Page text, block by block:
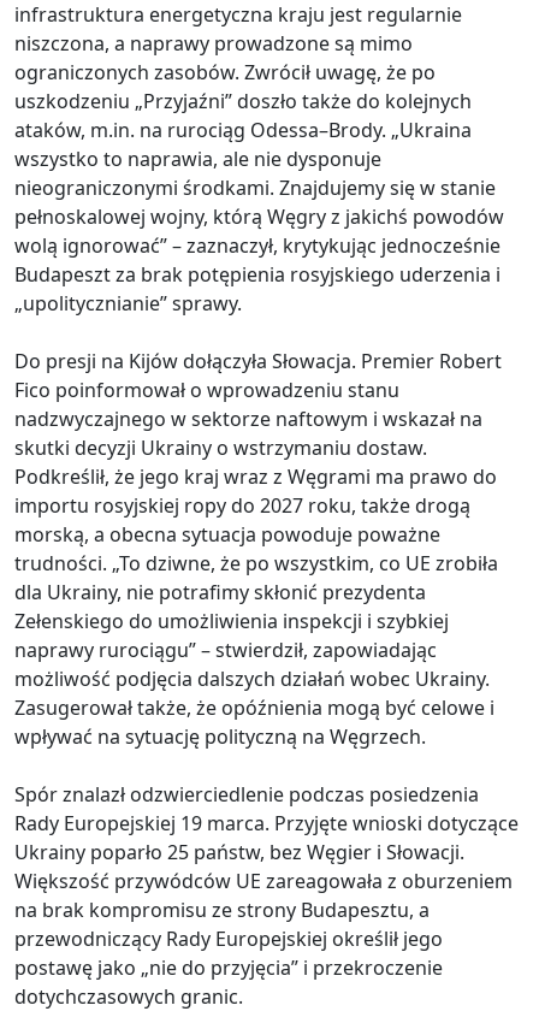
infrastruktura energetyczna kraju jest regularnie
niszczona, a naprawy prowadzone są mimo
ograniczonych zasobów. Zwrócił uwagę, że po
uszkodzeniu „Przyjaźni” doszło także do kolejnych
ataków, m.in. na rurociąg Odessa–Brody. „Ukraina
wszystko to naprawia, ale nie dysponuje
nieograniczonymi środkami. Znajdujemy się w stanie
pełnoskalowej wojny, którą Węgry z jakichś powodów
wolą ignorować” – zaznaczył, krytykując jednocześnie
Budapeszt za brak potępienia rosyjskiego uderzenia i
„upolitycznianie” sprawy.
Do presji na Kijów dołączyła Słowacja. Premier Robert
Fico poinformował o wprowadzeniu stanu
nadzwyczajnego w sektorze naftowym i wskazał na
skutki decyzji Ukrainy o wstrzymaniu dostaw.
Podkreślił, że jego kraj wraz z Węgrami ma prawo do
importu rosyjskiej ropy do 2027 roku, także drogą
morską, a obecna sytuacja powoduje poważne
trudności. „To dziwne, że po wszystkim, co UE zrobiła
dla Ukrainy, nie potrafimy skłonić prezydenta
Zełenskiego do umożliwienia inspekcji i szybkiej
naprawy rurociągu” – stwierdził, zapowiadając
możliwość podjęcia dalszych działań wobec Ukrainy.
Zasugerował także, że opóźnienia mogą być celowe i
wpływać na sytuację polityczną na Węgrzech.
Spór znalazł odzwierciedlenie podczas posiedzenia
Rady Europejskiej 19 marca. Przyjęte wnioski dotyczące
Ukrainy poparło 25 państw, bez Węgier i Słowacji.
Większość przywódców UE zareagowała z oburzeniem
na brak kompromisu ze strony Budapesztu, a
przewodniczący Rady Europejskiej określił jego
postawę jako „nie do przyjęcia” i przekroczenie
dotychczasowych granic.